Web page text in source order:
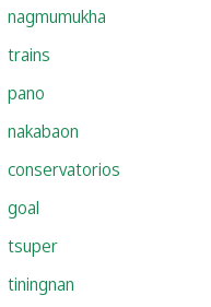
nagmumukha
trains
pano
nakabaon
conservatorios
goal
tsuper
tiningnan